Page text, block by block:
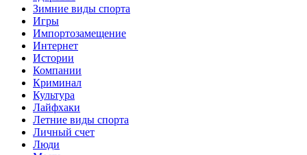
Зимние виды спорта
Игры
Импортозамещение
Интернет
Истории
Компании
Криминал
Культура
Лайфхаки
Летние виды спорта
Личный счет
Люди